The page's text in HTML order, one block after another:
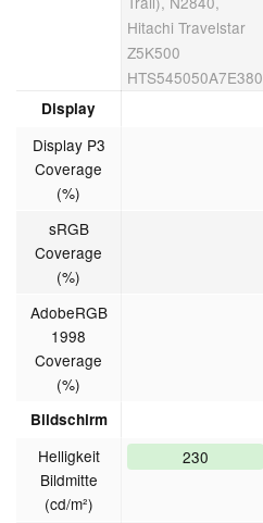
Hitachi Travelstar
Z5K500
HTS545050A7E380
Display
Display P3
Coverage
(%)
sRGB
Coverage
(%)
AdobeRGB
1998
Coverage
(%)
Bildschirm
Helligkeit
Bildmitte
(cd/m²)
230